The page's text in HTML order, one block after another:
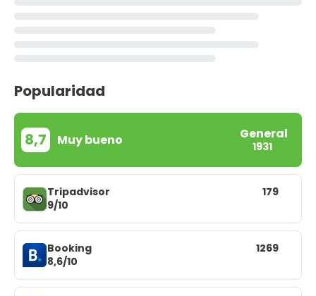
Popularidad
8,7 Muy bueno General
1931
Tripadvisor
9/10
179
Booking
8,6/10
1269